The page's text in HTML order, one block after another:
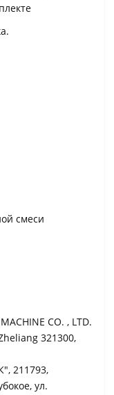
смеси
CO. , LTD.
321300,
211793,
ул.